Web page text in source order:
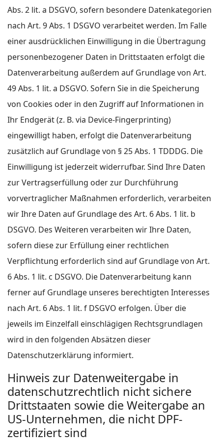
Abs. 2 lit. a DSGVO, sofern besondere Datenkategorien
nach Art. 9 Abs. 1 DSGVO verarbeitet werden. Im Falle
einer ausdrücklichen Einwilligung in die Übertragung
personenbezogener Daten in Drittstaaten erfolgt die
Datenverarbeitung außerdem auf Grundlage von Art.
49 Abs. 1 lit. a DSGVO. Sofern Sie in die Speicherung
von Cookies oder in den Zugriff auf Informationen in
Ihr Endgerät (z. B. via Device-Fingerprinting)
eingewilligt haben, erfolgt die Datenverarbeitung
zusätzlich auf Grundlage von § 25 Abs. 1 TDDDG. Die
Einwilligung ist jederzeit widerrufbar. Sind Ihre Daten
zur Vertragserfüllung oder zur Durchführung
vorvertraglicher Maßnahmen erforderlich, verarbeiten
wir Ihre Daten auf Grundlage des Art. 6 Abs. 1 lit. b
DSGVO. Des Weiteren verarbeiten wir Ihre Daten,
sofern diese zur Erfüllung einer rechtlichen
Verpflichtung erforderlich sind auf Grundlage von Art.
6 Abs. 1 lit. c DSGVO. Die Datenverarbeitung kann
ferner auf Grundlage unseres berechtigten Interesses
nach Art. 6 Abs. 1 lit. f DSGVO erfolgen. Über die
jeweils im Einzelfall einschlägigen Rechtsgrundlagen
wird in den folgenden Absätzen dieser
Datenschutzerklärung informiert.
Hinweis zur Datenweitergabe in
datenschutzrechtlich nicht sichere
Drittstaaten sowie die Weitergabe an
US-Unternehmen, die nicht DPF-
zertifiziert sind